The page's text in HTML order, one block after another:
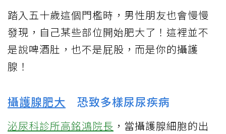
踏入五十歲這個門檻時，男性朋友也會慢慢
發現，自己某些部位開始肥大了！這裡並不
是說啤酒肚，也不是屁股，而是你的攝護
腺！
攝護腺肥大 恐致多樣尿尿疾病
泌尿科診所高銘鴻院長 ，當攝護腺細胞的出